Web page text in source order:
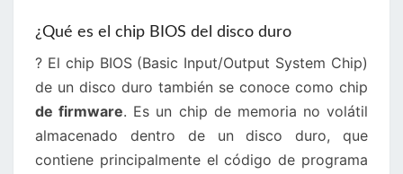
¿Qué es el chip BIOS del disco duro
? El chip BIOS (Basic Input/Output System Chip)
de un disco duro también se conoce como chip
de firmware. Es un chip de memoria no volátil
almacenado dentro de un disco duro, que
contiene principalmente el código de programa